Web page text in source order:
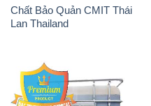
Chất Bảo Quản CMIT Thái
Lan Thailand